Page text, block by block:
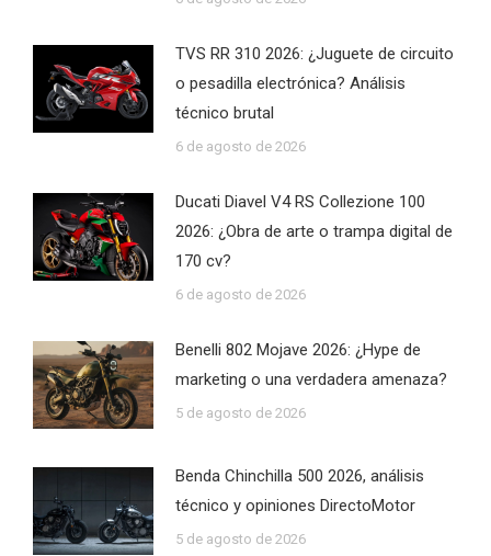
TVS RR 310 2026: ¿Juguete de circuito
o pesadilla electrónica? Análisis
técnico brutal
6 de agosto de 2026
Ducati Diavel V4 RS Collezione 100
2026: ¿Obra de arte o trampa digital de
170 cv?
6 de agosto de 2026
Benelli 802 Mojave 2026: ¿Hype de
marketing o una verdadera amenaza?
5 de agosto de 2026
Benda Chinchilla 500 2026, análisis
técnico y opiniones DirectoMotor
5 de agosto de 2026